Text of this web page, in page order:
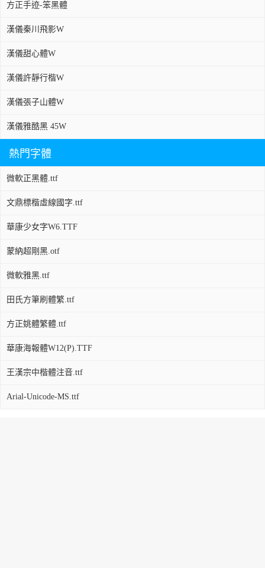
方正手迹-笨黑體
漢儀秦川飛影W
漢儀甜心體W
漢儀許靜行楷W
漢儀張子山體W
漢儀雅酷黑 45W
熱門字體
微軟正黑體.ttf
文鼎標楷虛線國字.ttf
華康少女字W6.TTF
蒙納超剛黑.otf
微軟雅黑.ttf
田氏方筆刷體繁.ttf
方正姚體繁體.ttf
華康海報體W12(P).TTF
王漢宗中楷體注音.ttf
Arial-Unicode-MS.ttf